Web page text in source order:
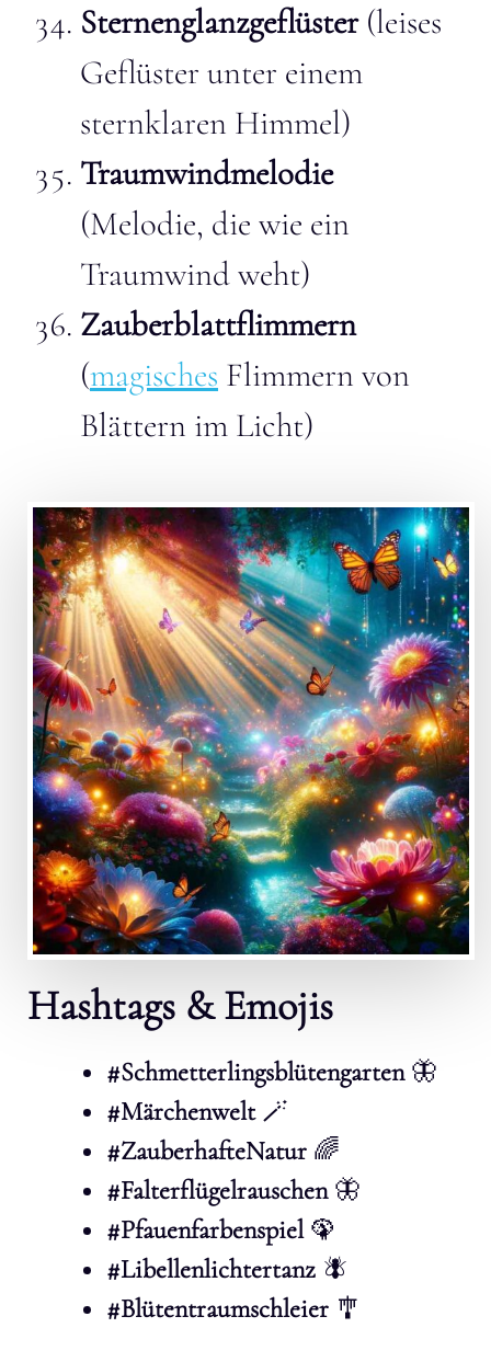
Sternenglanzgeflüster(leises
Geflüster unter einem
sternklaren Himmel)
Traumwindmelodie
(Melodie, die wie ein
Traumwind weht)
Zauberblattflimmern
(magisches Flimmern von
Blättern im Licht)
Hashtags & Emojis
#Schmetterlingsblütengarten🦋
#Märchenwelt🪄
#ZauberhafteNatur 🌈
#Falterflügelrauschen🦋
#Pfauenfarbenspiel🦚
#Libellenlichtertanz 🪰
#Blütentraumschleier 🎐